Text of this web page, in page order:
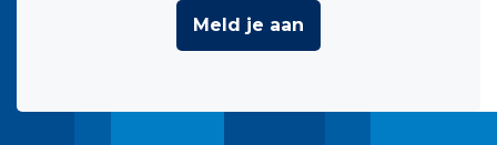
Meld je aan